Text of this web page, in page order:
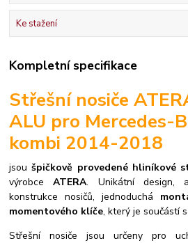
Ke stažení
Kompletní specifikace
Střešní nosiče
ALU pro Mercedes-
kombi 2014-2018
jsoušpičkově provedené hliníkové
výrobceATERA. Unikátní design,
konstrukce nosičů, jednoduchá
momentového klíče, který je součástí
Střešní nosiče jsou určeny pro